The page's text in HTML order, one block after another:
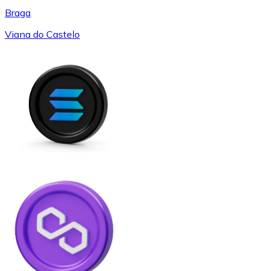
Braga
Viana do Castelo